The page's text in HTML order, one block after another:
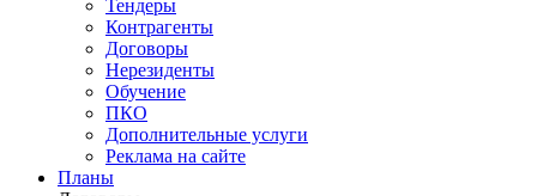
Тендеры
Контрагенты
Договоры
Нерезиденты
Обучение
ПКО
Дополнительные услуги
Реклама на сайте
Планы